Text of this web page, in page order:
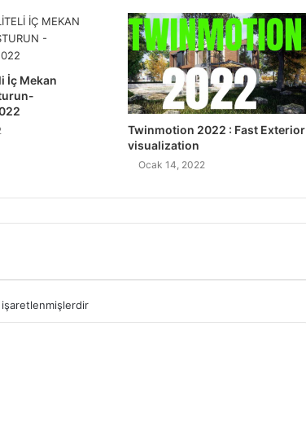
İç Mekan
Twinmotion 2022 : Fast Exterior
visualization
Ocak 14, 2022
işaretlenmişlerdir